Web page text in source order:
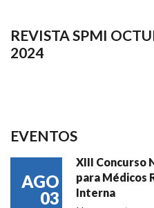
REVISTA SPMI
2024
EVENTOS
AGO
03
XIII Concurso
para Médicos
Interna